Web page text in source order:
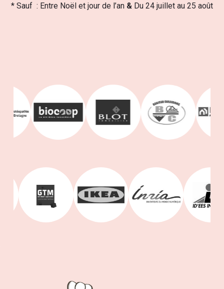
* Sauf : Entre Noël et jour de l’an & Du 24 juillet au 25 août